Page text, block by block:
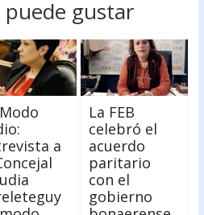
gustar
a
La FEB
celebró el
acuerdo
paritario
con el
gobierno